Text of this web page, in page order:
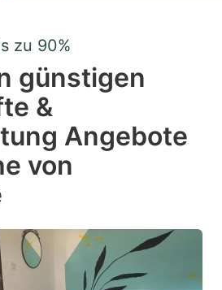
a
Press
the
key
to
get
zu 90%
günstigen
&
Angebote
von